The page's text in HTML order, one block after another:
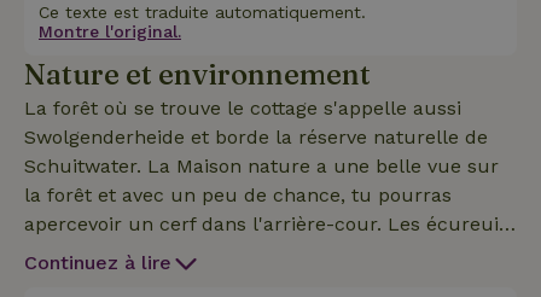
Ce texte est traduite automatiquement.
Montre l'original.
Nature et environnement
La forêt où se trouve le cottage s'appelle aussi
Swolgenderheide et borde la réserve naturelle de
Schuitwater. La Maison nature a une belle vue sur
la forêt et avec un peu de chance, tu pourras
apercevoir un cerf dans l'arrière-cour. Les écureuils
et les oiseaux sont nombreux et si tu veux en voir
Continuez à lire